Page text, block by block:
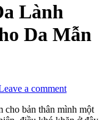
Lành
Da Mẫn
a commenton
Dưỡng
cho bản thân mình một